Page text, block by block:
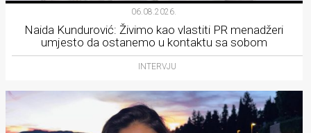
06.08.2026.
Naida Kundurović: Živimo kao vlastiti PR menadžeri
umjesto da ostanemo u kontaktu sa sobom
INTERVJU